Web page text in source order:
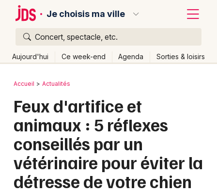
Je choisis ma ville
Concert, spectacle, etc.
Aujourd'hui Ce week-end Agenda Sorties & loisirs
Publier un événement
Grands événements
Activité & Expérience
Manifestations
Bordeaux
Colmar
Lille
Lyon
Marseille
Retour
Accueil Actualités
Feux d'artifice et
animaux : 5 réflexes
conseillés par un
vétérinaire pour éviter la
détresse de votre chien
Quoi ?
Où ?
Quand ?
Aujourd'hui
Demain Ce week-end Autre